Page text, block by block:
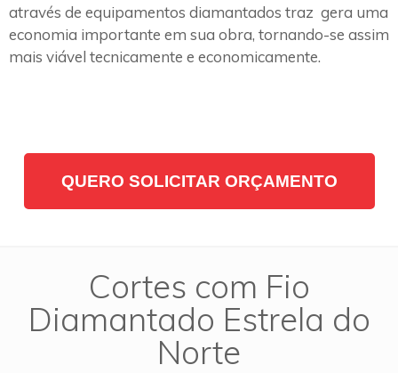
através de equipamentos diamantados traz gera uma
economia importante em sua obra, tornando-se assim
mais viável tecnicamente e economicamente.
QUERO SOLICITAR ORÇAMENTO
Cortes com Fio
Diamantado Estrela do
Norte